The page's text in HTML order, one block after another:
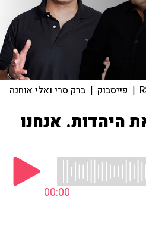
| פייסבוק | ברק סרי ואלי אוחנה
היהדות. אנחנו
00:00